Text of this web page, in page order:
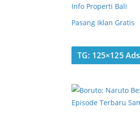
Info Properti Bali
Pasang Iklan Gratis
TG: 125×125 Ads